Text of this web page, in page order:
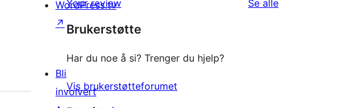
Your review Se alleomtalene
Brukerstøtte
Har du noe å si? Trenger du hjelp?
Vis brukerstøtteforumet
WordPress.tv
↗
Bli
involvert